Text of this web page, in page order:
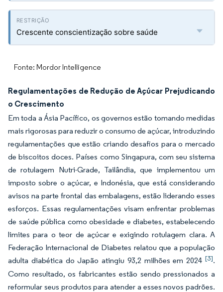
Crescente conscientização sobre saúde
Fonte: Mordor Intelligence
Regulamentações de Redução de Açúcar Prejudicando
o Crescimento
Em toda a Ásia Pacífico, os governos estão tomando medidas
mais rigorosas para reduzir o consumo de açúcar, introduzindo
regulamentações que estão criando desafios para o mercado
de biscoitos doces. Países como Singapura, com seu sistema
de rotulagem Nutri-Grade, Tailândia, que implementou um
imposto sobre o açúcar, e Indonésia, que está considerando
avisos na parte frontal das embalagens, estão liderando esses
esforços. Essas regulamentações visam enfrentar problemas
de saúde pública como obesidade e diabetes, estabelecendo
limites para o teor de açúcar e exigindo rotulagem clara. A
Federação Internacional de Diabetes relatou que a população
adulta diabética do Japão atingiu 93,2 milhões em 2024 [3].
Como resultado, os fabricantes estão sendo pressionados a
reformular seus produtos para atender a esses novos padrões.